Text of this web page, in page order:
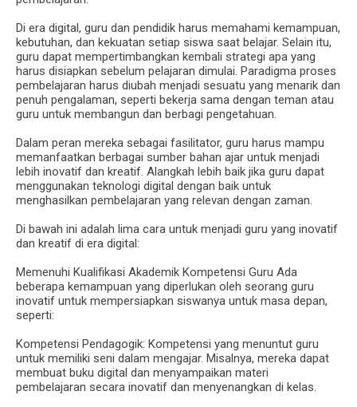
Di era digital, guru dan pendidik harus memahami kemampuan,
kebutuhan, dan kekuatan setiap siswa saat belajar. Selain itu,
guru dapat mempertimbangkan kembali strategi apa yang
harus disiapkan sebelum pelajaran dimulai. Paradigma proses
pembelajaran harus diubah menjadi sesuatu yang menarik dan
penuh pengalaman, seperti bekerja sama dengan teman atau
guru untuk membangun dan berbagi pengetahuan.
Dalam peran mereka sebagai fasilitator, guru harus mampu
memanfaatkan berbagai sumber bahan ajar untuk menjadi
lebih inovatif dan kreatif. Alangkah lebih baik jika guru dapat
menggunakan teknologi digital dengan baik untuk
menghasilkan pembelajaran yang relevan dengan zaman.
Di bawah ini adalah lima cara untuk menjadi guru yang inovatif
dan kreatif di era digital:
Memenuhi Kualifikasi Akademik Kompetensi Guru Ada
beberapa kemampuan yang diperlukan oleh seorang guru
inovatif untuk mempersiapkan siswanya untuk masa depan,
seperti:
Kompetensi Pendagogik: Kompetensi yang menuntut guru
untuk memiliki seni dalam mengajar. Misalnya, mereka dapat
membuat buku digital dan menyampaikan materi
pembelajaran secara inovatif dan menyenangkan di kelas.